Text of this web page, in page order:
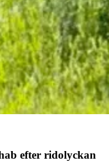
efter ridolyckan